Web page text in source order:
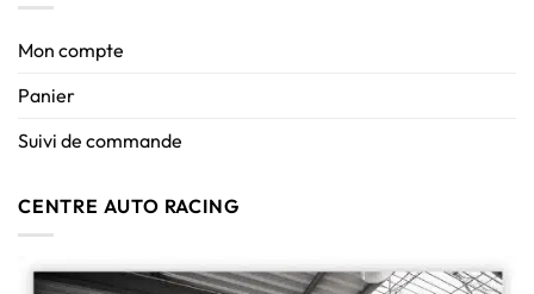
Mon compte
Panier
Suivi de commande
CENTRE AUTO RACING